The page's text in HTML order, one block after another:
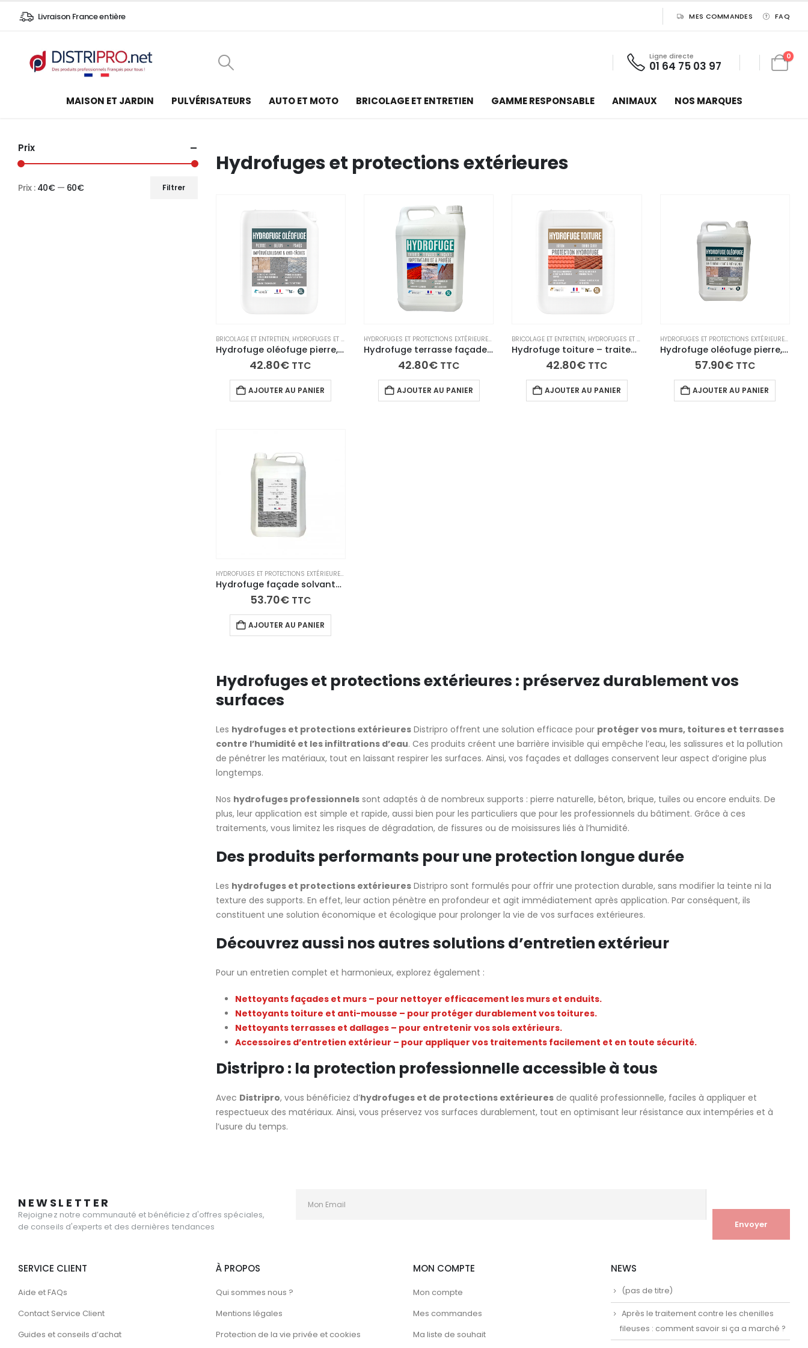
Livraison France entière MES COMMANDES FAQ
Ligne directe
01 64 75 03 97
0
MAISON ET JARDIN PULVÉRISATEURS AUTO ET MOTO BRICOLAGE ET ENTRETIEN GAMME RESPONSABLE ANIMAUX NOS MARQUES
Hydrofuges et protections extérieures
BRICOLAGE ET ENTRETIEN, HYDROFUGES ET PROTECTIONS EXTÉRIEURES ,HYDROFUGES ET TRAITEMENTS IMPERMÉABILISANTS,SÉLECTION DU MOMENT TECH N'FAST
Hydrofuge oléofuge pierre, béton, pavé – surfaces poreuses – anti-tâche – protection imperméabilisante – HYDROLEO
42.80€ TTC
AJOUTER AU PANIER
HYDROFUGES ET PROTECTIONS EXTÉRIEURES HYDROFUGES ET TRAITEMENTS IMPERMÉABILISANTS TECH N'FAST
Hydrofuge terrasse façade toiture – protège béton, pierre, tuile, crépi – HYDROSTOP
42.80€ TTC
AJOUTER AU PANIER
BRICOLAGE ET ENTRETIEN, HYDROFUGES ET PROTECTIONS EXTÉRIEURES ,HYDROFUGES ET
Hydrofuge toiture – traitement imperméabilisant toit béton et terre cuite – HYDROTOIT
42.80€ TTC
AJOUTER AU PANIER
HYDROFUGES ET PROTECTIONS EXTÉRIEURES
Hydrofuge oléofuge pierre, béton, pavé anti-tâche en phase aqueuse – Bidon de 5L
57.90€ TTC
AJOUTER AU PANIER
HYDROFUGES ET PROTECTIONS EXTÉRIEURES
Hydrofuge façade solvanté – HYDRO’MUR
53.70€ TTC
AJOUTER AU PANIER
Hydrofuges et protections extérieures : préservez durablement vos
surfaces
Les hydrofuges et protections extérieuresDistripro offrent une solution efficace pour protéger vos murs, toitures et terrasses
contre l’humidité et les infiltrations d’eau. Ces produits créent une barrière invisible qui empêche l’eau, les salissures et la pollution
de pénétrer les matériaux, tout en laissant respirer les surfaces. Ainsi, vos façades et dallages conservent leur aspect d’origine plus
longtemps.
Nos hydrofuges professionnelssont adaptés à de nombreux supports : pierre naturelle, béton, brique, tuiles ou encore enduits. De
plus, leur application est simple et rapide, aussi bien pour les particuliers que pour les professionnels du bâtiment. Grâce à ces
traitements, vous limitez les risques de dégradation, de fissures ou de moisissures liés à l’humidité.
Des produits performants pour une protection longue durée
Les hydrofuges et protections extérieuresDistripro sont formulés pour offrir une protection durable, sans modifier la teinte ni la
texture des supports. En effet, leur action pénètre en profondeur et agit immédiatement après application. Par conséquent, ils
constituent une solution économique et écologique pour prolonger la vie de vos surfaces extérieures.
Découvrez aussi nos autres solutions d’entretien extérieur
Pour un entretien complet et harmonieux, explorez également :
Nettoyants façades et murs – pour nettoyer efficacement les murs et enduits.
Nettoyants toiture et anti-mousse – pour protéger durablement vos toitures.
Nettoyants terrasses et dallages – pour entretenir vos sols extérieurs.
Accessoires d’entretien extérieur – pour appliquer vos traitements facilement et en toute sécurité.
Distripro : la protection professionnelle accessible à tous
Avec Distripro, vous bénéficiez d’hydrofuges et de protections extérieuresde qualité professionnelle, faciles à appliquer et
respectueux des matériaux. Ainsi, vous préservez vos surfaces durablement, tout en optimisant leur résistance aux intempéries et à
l’usure du temps.
Prix
Filtrer
Prix : 40€— 60€
NEWSLETTER
Rejoignez notre communauté et bénéficiez d'offres spéciales,
de conseils d'experts et des dernières tendances
SERVICE CLIENT
Aide et FAQs
Contact Service Client
Guides et conseils d’achat
À PROPOS
Qui sommes nous ?
Mentions légales
Protection de la vie privée et cookies
MON COMPTE
Mon compte
Mes commandes
Ma liste de souhait
NEWS
(pas de titre)
Après le traitement contre les chenilles
fileuses : comment savoir si ça a marché ?